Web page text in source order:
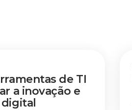
de TI
a inovação e